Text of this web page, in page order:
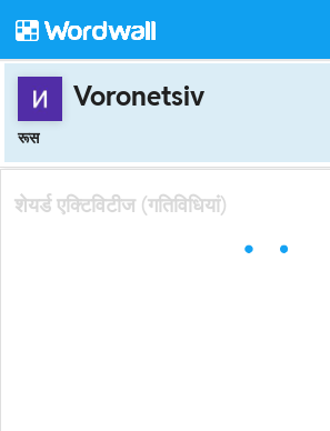
Voronetsiv
रूस
शेयर्ड एक्टिविटीज (गतिविधियां)